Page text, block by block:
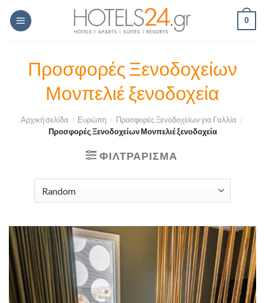
Skip
0
Προσφορές Ξενοδοχείων
Μονπελιέ ξενοδοχεία
Αρχική σελίδα / Ευρώπη / Προσφορές Ξενοδοχείων για Γαλλία /
Προσφορές Ξενοδοχείων Μονπελιέ ξενοδοχεία
ΦΙΛΤΡΆΡΙΣΜΑ